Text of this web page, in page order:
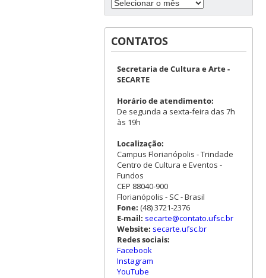
CONTATOS
Secretaria de Cultura e Arte -
SECARTE
Horário de atendimento:
De segunda a sexta-feira das 7h
às 19h
Localização:
Campus Florianópolis - Trindade
Centro de Cultura e Eventos -
Fundos
CEP 88040-900
Florianópolis - SC - Brasil
Fone: (48) 3721-2376
E-mail: secarte@contato.ufsc.br
Website: secarte.ufsc.br
Redes sociais:
Facebook
Instagram
YouTube